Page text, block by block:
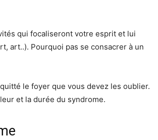
qui focaliseront votre esprit et lui
art..). Pourquoi pas se consacrer à un
le foyer que vous devez les oublier.
et la durée du syndrome.